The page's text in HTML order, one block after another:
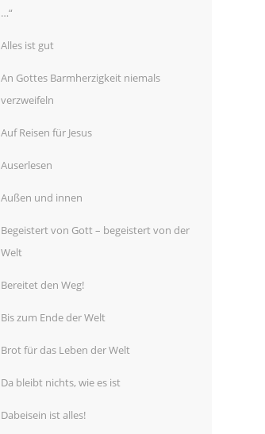
…“
Alles ist gut
An Gottes Barmherzigkeit niemals
verzweifeln
Auf Reisen für Jesus
Auserlesen
Außen und innen
Begeistert von Gott – begeistert von der
Welt
Bereitet den Weg!
Bis zum Ende der Welt
Brot für das Leben der Welt
Da bleibt nichts, wie es ist
Dabeisein ist alles!